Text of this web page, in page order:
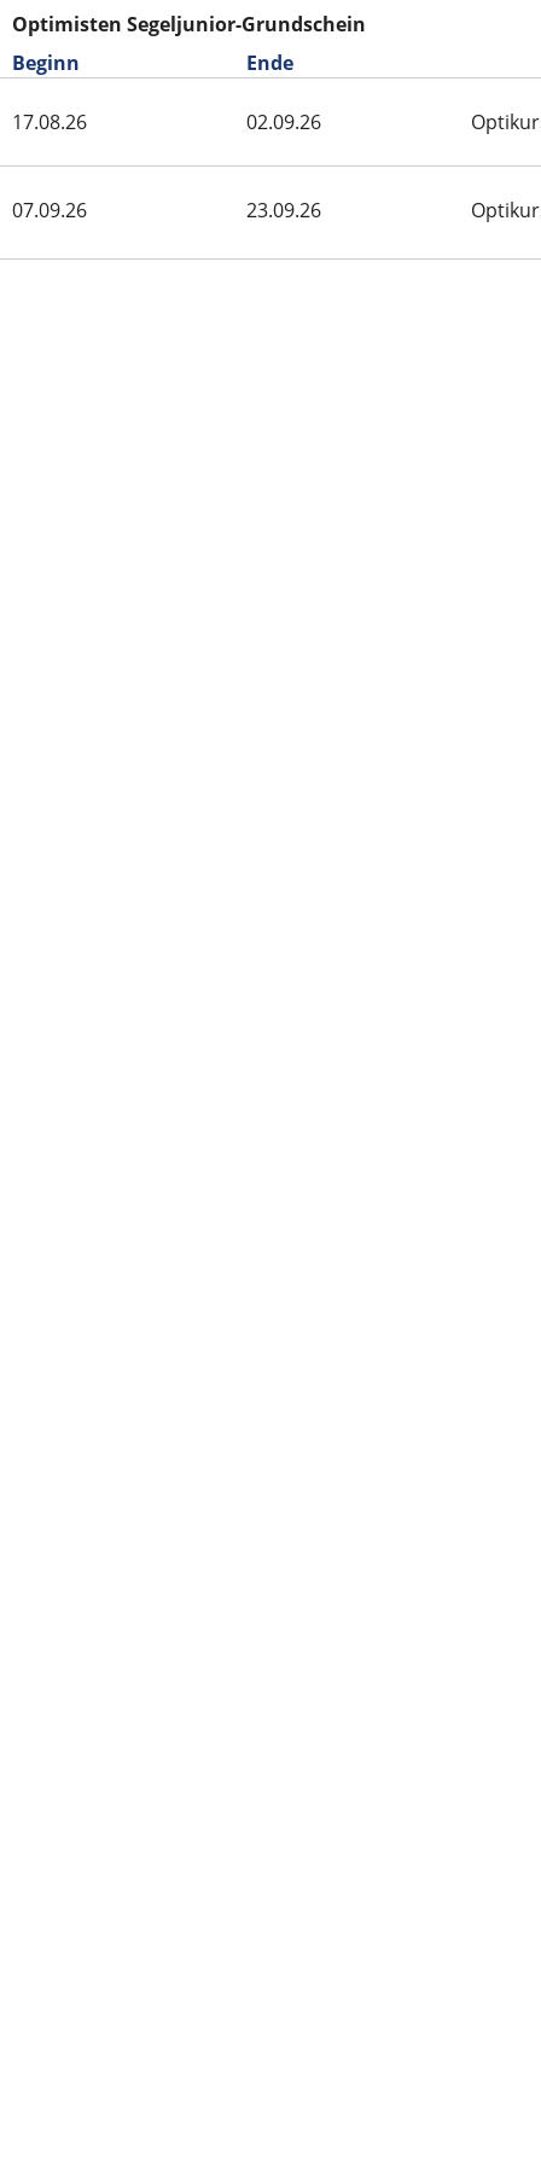
Optimisten Segeljunior-Grundschein
Beginn
Ende
17.08.26 02.09.26
07.09.26 23.09.26